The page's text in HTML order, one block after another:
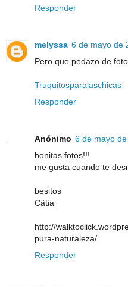
Responder
melyssa 6 de mayo de
Pero que pedazo de
Truquitosparalaschicas
Responder
Anónimo 6 de mayo
bonitas fotos!!!
me gusta cuando te
besitos
Cätia
http://
pura-naturaleza/
Responder